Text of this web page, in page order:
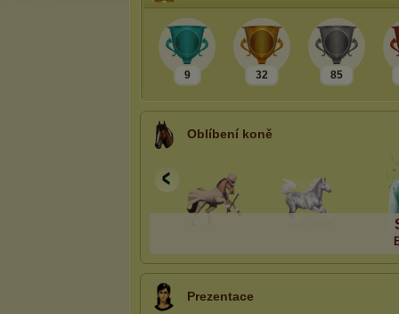
9 32 85
Oblíbení koně
Prezentace